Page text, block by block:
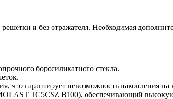
и без отражателя. Необходимая
боросиликатного стекла.
гарантирует невозможность накопления на
TC5CSZ B100), обеспечивающий высокую